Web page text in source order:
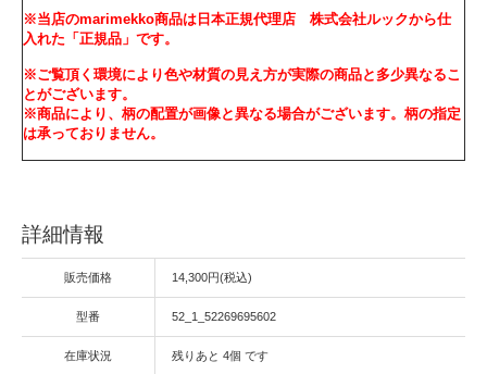
※当店のmarimekko商品は日本正規代理店 株式会社ルックから仕
入れた「正規品」です。
※ご覧頂く環境により色や材質の見え方が実際の商品と多少異なるこ
とがございます。
※商品により、柄の配置が画像と異なる場合がございます。柄の指定
は承っておりません。
詳細情報
販売価格 14,300円(税込)
型番 52_1_52269695602
在庫状況 残りあと 4個 です